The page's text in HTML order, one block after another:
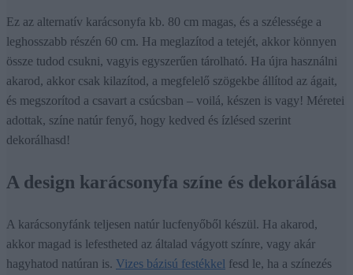
Ez az alternatív karácsonyfa kb. 80 cm magas, és a szélessége a
leghosszabb részén 60 cm. Ha meglazítod a tetejét, akkor könnyen
össze tudod csukni, vagyis egyszerűen tárolható. Ha újra használni
akarod, akkor csak kilazítod, a megfelelő szögekbe állítod az ágait,
és megszorítod a csavart a csúcsban – voilá, készen is vagy! Méretei
adottak, színe natúr fenyő, hogy kedved és ízlésed szerint
dekorálhasd!
A design karácsonyfa színe és dekorálása
A karácsonyfánk teljesen natúr lucfenyőből készül. Ha akarod,
akkor magad is lefestheted az általad vágyott színre, vagy akár
hagyhatod natúran is. Vizes bázisú festékkel fesd le, ha a színezés